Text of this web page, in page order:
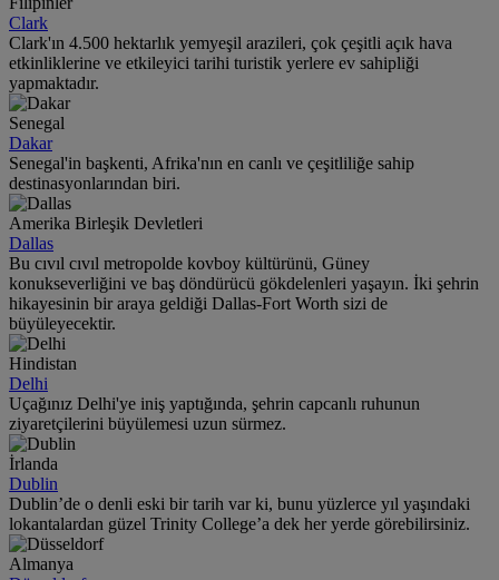
Clark
Clark'ın 4.500 hektarlık yemyeşil arazileri, çok çeşitli açık hava
etkinliklerine ve etkileyici tarihi turistik yerlere ev sahipliği
yapmaktadır.
Senegal
Dakar
Senegal'in başkenti, Afrika'nın en canlı ve çeşitliliğe sahip
destinasyonlarından biri.
Amerika Birleşik Devletleri
Dallas
Bu cıvıl cıvıl metropolde kovboy kültürünü, Güney
konukseverliğini ve baş döndürücü gökdelenleri yaşayın. İki şehrin
hikayesinin bir araya geldiği Dallas-Fort Worth sizi de
büyüleyecektir.
Hindistan
Delhi
Uçağınız Delhi'ye iniş yaptığında, şehrin capcanlı ruhunun
ziyaretçilerini büyülemesi uzun sürmez.
İrlanda
Dublin
Dublin’de o denli eski bir tarih var ki, bunu yüzlerce yıl yaşındaki
lokantalardan güzel Trinity College’a dek her yerde görebilirsiniz.
Almanya